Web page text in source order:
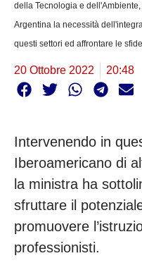
della Tecnologia e
Argentina la necessità
questi settori ed affrontare le
20 Ottobre 2022 20:48
Intervenendo in
Iberoamericano di
la ministra ha
sfruttare il
promuovere
professionisti.